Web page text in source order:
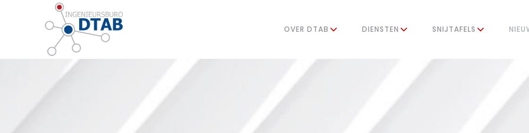
OVER DTAB DIENSTEN SNIJTAFELS